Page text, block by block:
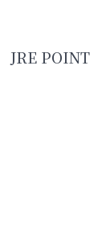
JRE POINT